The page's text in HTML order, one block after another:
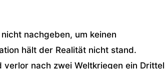
nachgeben, um keinen
hält der Realität nicht stand.
verlor nach zwei Weltkriegen ein Drittel